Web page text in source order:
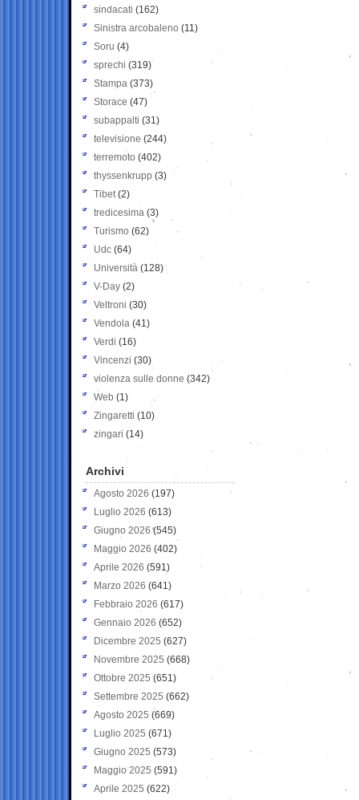
sindacati (162)
Sinistra arcobaleno (11)
Soru (4)
sprechi (319)
Stampa (373)
Storace (47)
subappalti (31)
televisione(244)
terremoto (402)
thyssenkrupp (3)
Tibet(2)
tredicesima (3)
Turismo (62)
Udc (64)
Università (128)
V-Day (2)
Veltroni (30)
Vendola (41)
Verdi (16)
Vincenzi (30)
violenza sulle donne (342)
Web (1)
Zingaretti (10)
zingari (14)
Archivi
Agosto 2026 (197)
Luglio 2026 (613)
Giugno 2026 (545)
Maggio 2026 (402)
Aprile 2026 (591)
Marzo 2026 (641)
Febbraio 2026 (617)
Gennaio 2026 (652)
Dicembre 2025 (627)
Novembre 2025 (668)
Ottobre 2025 (651)
Settembre 2025 (662)
Agosto 2025 (669)
Luglio 2025 (671)
Giugno 2025 (573)
Maggio 2025 (591)
Aprile 2025 (622)